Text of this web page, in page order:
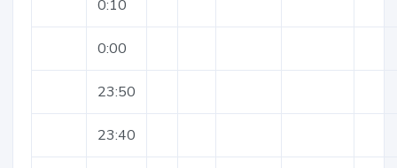
0:10
0:00
23:50
23:40